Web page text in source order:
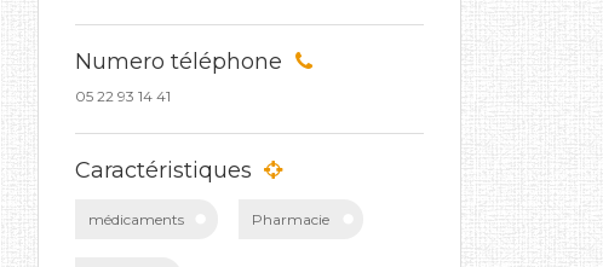
Numero téléphone
05 22 93 14 41
Caractéristiques
médicaments Pharmacie